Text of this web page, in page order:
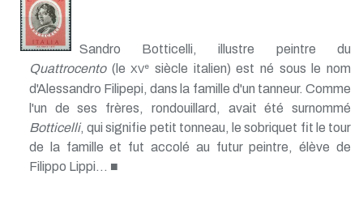
Sandro Botticelli, illustre peintre du
Quattrocento(leXVe
siècle italien) est né sous le nom
d'Alessandro Filipepi, dans la famille d'un tanneur. Comme
l'un de ses frères, rondouillard, avait été surnommé
Botticelli, qui signifie petit tonneau, le sobriquet fit le tour
de la famille et fut accolé au futur peintre, élève de
Filippo Lippi... ■